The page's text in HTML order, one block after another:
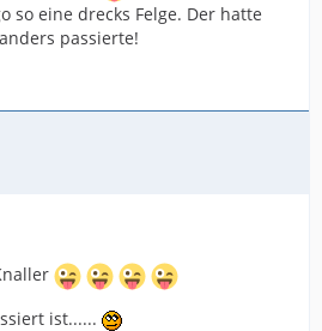
so eine drecks Felge. Der hatte
passierte!
ist......